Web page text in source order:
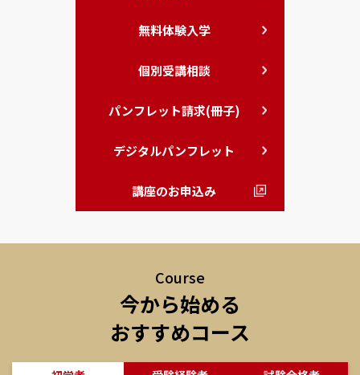
無料体験入学
個別受講相談
パンフレット請求(冊子)
デジタルパンフレット
講座のお申込み
Course
今から始める
おすすめコース